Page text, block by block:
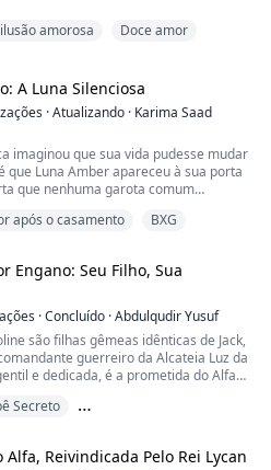
dele a congelou, impedindo-a...
um lixo no porão da casa dele.
nas estradas rurais de Montana, vejo
escapar.
braços de um homem ...
amorosa Doce amor
A Luna Silenciosa
·Atualizando · Karima Saad
imaginou que sua vida pudesse mudar
que Luna Amber apareceu à sua porta
que nenhuma garota comum
finalmente a escolheu.
desconfiança agarrada à proposta,
acreditar. Ela entrou naquele
após o casamento BXG
Engano: Seu Filho, Sua
·Concluído ·Abdulqudir Yusuf
são filhas gêmeas idênticas de Jack,
guerreiro da Alcateia Luz da
e dedicada, é a prometida do Alfa
Secreto
Alfa, Reivindicada Pelo Rei Lycan